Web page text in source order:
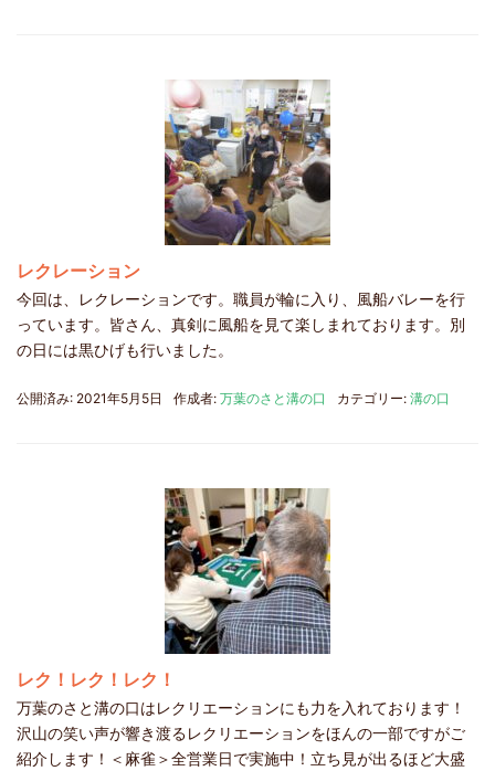
レクレーション
今回は、レクレーションです。職員が輪に入り、風船バレーを行
っています。皆さん、真剣に風船を見て楽しまれております。別
の日には黒ひげも行いました。
公開済み: 2021年5月5日 作成者: 万葉のさと溝の口 カテゴリー: 溝の口
レク！レク！レク！
万葉のさと溝の口はレクリエーションにも力を入れております！
沢山の笑い声が響き渡るレクリエーションをほんの一部ですがご
紹介します！＜麻雀＞全営業日で実施中！立ち見が出るほど大盛